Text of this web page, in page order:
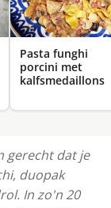
Pasta funghi
porcini met
kalfsmedaillons
gerecht dat je
duopak
In zo'n 20